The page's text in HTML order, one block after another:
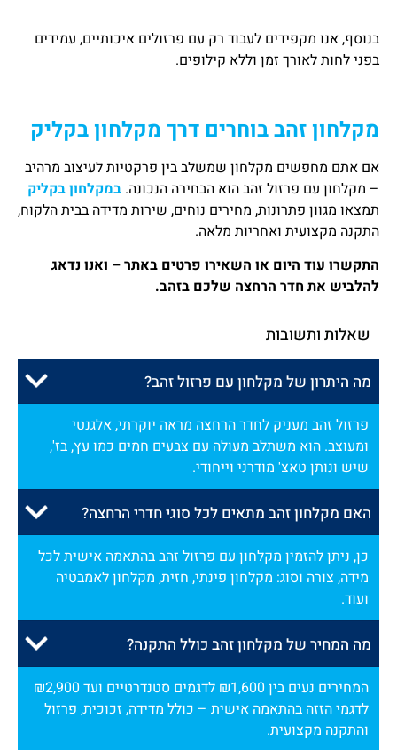
בנוסף, אנו מקפידים לעבוד רק עם פרזולים איכותיים, עמידים
בפני לחות לאורך זמן וללא קילופים.
מקלחון זהב בוחרים דרך מקלחון בקליק
אם אתם מחפשים מקלחון שמשלב בין פרקטיות לעיצוב מרהיב
– מקלחון עם פרזול זהב הוא הבחירה הנכונה.במקלחון בקליק
תמצאו מגוון פתרונות, מחירים נוחים, שירות מדידה בבית הלקוח,
התקנה מקצועית ואחריות מלאה.
התקשרו עוד היום או השאירו פרטים באתר – ואנו נדאג
להלביש את חדר הרחצה שלכם בזהב.
שאלות ותשובות
מה היתרון של מקלחון עם פרזול זהב?
פרזול זהב מעניק לחדר הרחצה מראה יוקרתי, אלגנטי
ומעוצב. הוא משתלב מעולה עם צבעים חמים כמו עץ, בז',
שיש ונותן טאצ' מודרני וייחודי.
האם מקלחון זהב מתאים לכל סוגי חדרי הרחצה?
כן, ניתן להזמין מקלחון עם פרזול זהב בהתאמה אישית לכל
מידה, צורה וסוג: מקלחון פינתי, חזית, מקלחון לאמבטיה
ועוד.
מה המחיר של מקלחון זהב כולל התקנה?
המחירים נעים בין ₪1,600 לדגמים סטנדרטיים ועד ₪2,900
לדגמי הזזה בהתאמה אישית – כולל מדידה, זכוכית, פרזול
והתקנה מקצועית.